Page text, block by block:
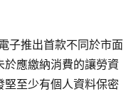
子推出首款不同於市面
應繳納消費的讓勞資
堅至少有個人資料保密